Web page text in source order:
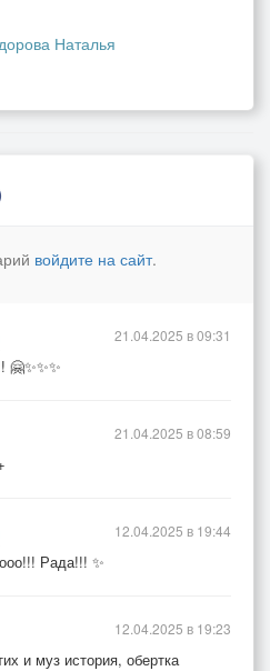
Наталья
войдите на сайт.
21.04.2025 в 09:31
21.04.2025 в 08:59
Рада!!! ✨
12.04.2025 в 19:44
и муз история, обертка
12.04.2025 в 19:23